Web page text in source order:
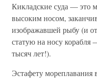
Кикладские суда — это
высоким носом,
изображавшей рыбу (и
статую на носу корабля
тысяч лет!).
Эстафету мореплавания